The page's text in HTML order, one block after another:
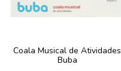
Coala Musical de Atividades
Buba